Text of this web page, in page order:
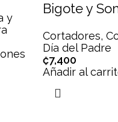
y
Bigote y
Cortadores,
Día del Padre
₡7,400
Añadir al